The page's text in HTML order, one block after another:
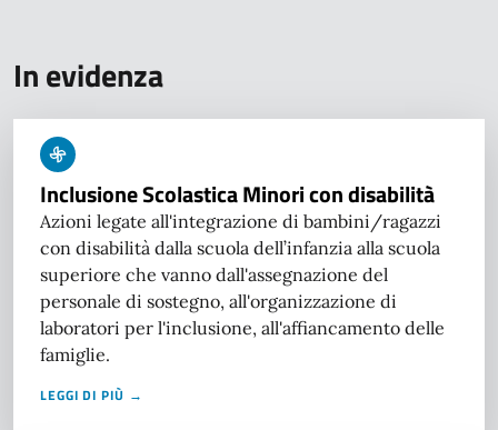
In evidenza
Inclusione Scolastica Minori con disabilità
Azioni legate all'integrazione di bambini/ragazzi
con disabilità dalla scuola dell’infanzia alla scuola
superiore che vanno dall'assegnazione del
personale di sostegno, all'organizzazione di
laboratori per l'inclusione, all'affiancamento delle
famiglie.
LEGGI DI PIÙ →